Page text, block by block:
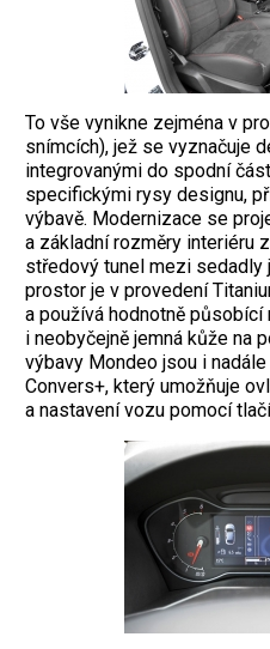
To vše vynikne zejména v
snímcích), jež se vyznačuje
integrovanými do spodní
specifickými rysy designu,
výbavě. Modernizace se
a základní rozměry interiéru
středový tunel mezi sedadly
prostor je v provedení
a používá hodnotně působící
i neobyčejně jemná kůže na
výbavy Mondeo jsou i
Convers+, který umožňuje
a nastavení vozu pomocí